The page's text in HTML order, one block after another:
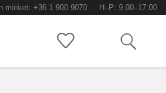
minket: +36 1 900 9070 H–P: 9.00–17.00